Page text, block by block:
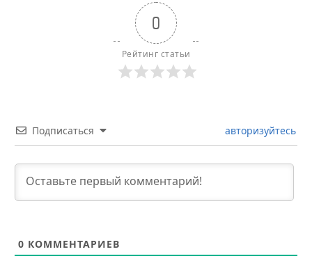
0
Рейтинг статьи
Подписаться авторизуйтесь
0 КОММЕНТАРИЕВ